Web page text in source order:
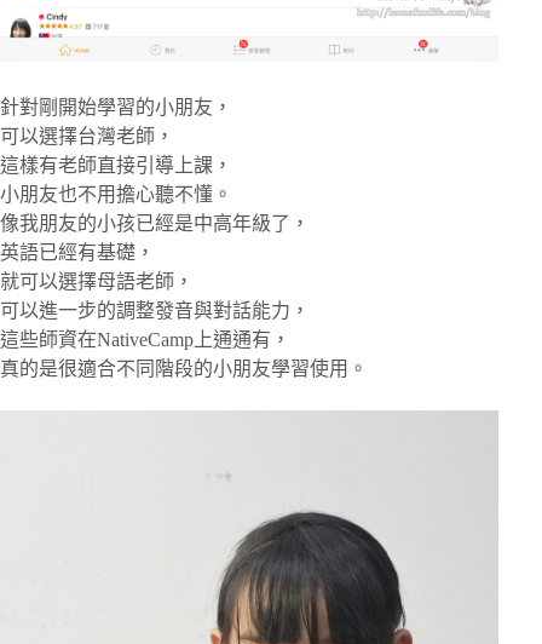
針對剛開始學習的小朋友，
可以選擇台灣老師，
這樣有老師直接引導上課，
小朋友也不用擔心聽不懂。
像我朋友的小孩已經是中高年級了，
英語已經有基礎，
就可以選擇母語老師，
可以進一步的調整發音與對話能力，
這些師資在NativeCamp上通通有，
真的是很適合不同階段的小朋友學習使用。